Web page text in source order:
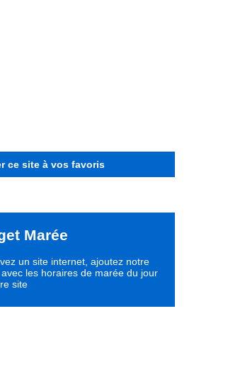
ce site à vos favoris
Marée
un site internet, ajoutez notre
les horaires de marée du jour
site